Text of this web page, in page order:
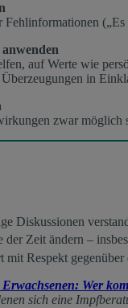
auf Werte wie
in
zwar
Diskussionen
Zeit ändern –
Respekt
Wer
sich eine